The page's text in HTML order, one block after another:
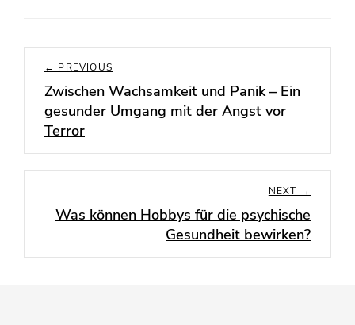
Beitragsnavigation
← PREVIOUS
Previous
post:
Zwischen Wachsamkeit und Panik – Ein
gesunder Umgang mit der Angst vor
Terror
NEXT →
Next
Was können Hobbys für die psychische
Gesundheit bewirken?